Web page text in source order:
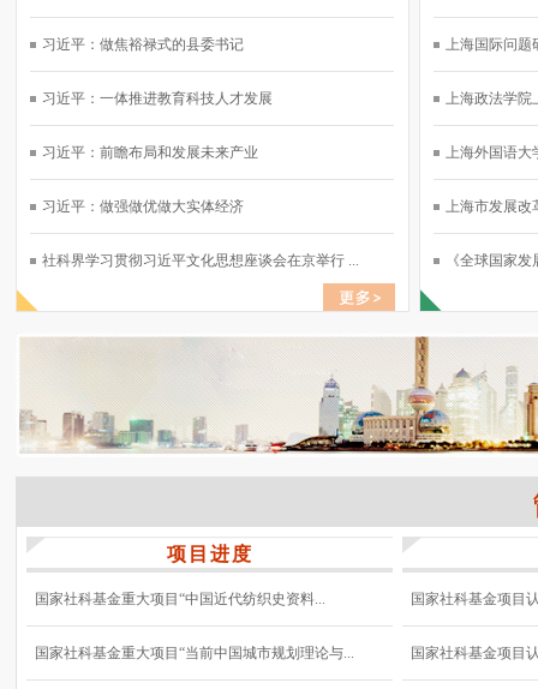
习近平：做焦裕禄式的县委书记
习近平：一体推进教育科技人才发展
习近平：前瞻布局和发展未来产业
习近平：做强做优做大实体经济
社科界学习贯彻习近平文化思想座谈会在京举行 ...
上海国际问题
上海政法学院
上海外国语大
上海市发展改
《全球国家
项目进度
国家社科基金重大项目“中国近代纺织史资料...
国家社科基金重大项目“当前中国城市规划理论与...
国家社科基金项目
国家社科基金项目